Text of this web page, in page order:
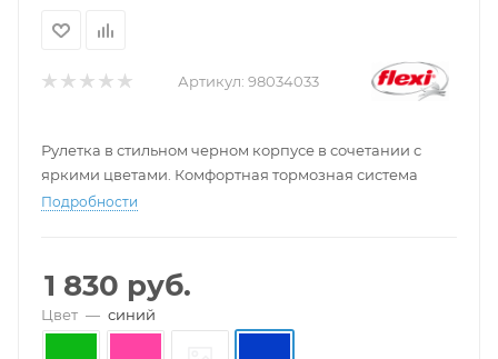
Артикул: 98034033
Рулетка в стильном черном корпусе в сочетании с
яркими цветами. Комфортная тормозная система
Подробности
1 830 руб.
Цвет — синий